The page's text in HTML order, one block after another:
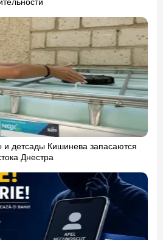
и детсады Кишинева запасаются
Днестра